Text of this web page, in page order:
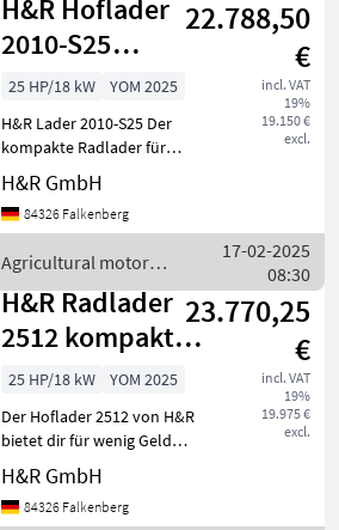
H&R Hoflader
2010-S25
Radlader Lader
mit schmaler Sp
22.788,50
€
incl. VAT
19%
19.150 €
excl.
25 HP/18 kW
YOM 2025
H&R Lader 2010-S25 Der
kompakte Radlader für
vielseitige Einsätze mit
offener Kabine und
Schmalspur Mit einem
Perkins Turbo Motor aus
H&R GmbH
84326 Falkenberg
Agricultural motor
vehicles / H&R
17-02-2025
08:30
H&R Radlader
2512 kompakter
Hoflader inkl.
Schaufel
23.770,25
€
incl. VAT
19%
19.975 €
excl.
25 HP/18 kW
YOM 2025
Der Hoflader 2512 von H&R
bietet dir für wenig Geld
mehr Spaß beim Arbeiten.
Mit einem kleinen
Wendekreis ist der H&R
H&R GmbH
84326 Falkenberg